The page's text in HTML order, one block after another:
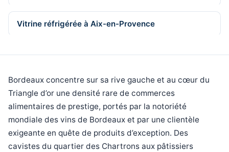
Bordeaux concentre sur sa rive gauche et au cœur du
Triangle d’or une densité rare de commerces
alimentaires de prestige, portés par la notoriété
mondiale des vins de Bordeaux et par une clientèle
exigeante en quête de produits d’exception. Des
cavistes du quartier des Chartrons aux pâtissiers
Vitrine réfrigérée à Aix-en-Provence